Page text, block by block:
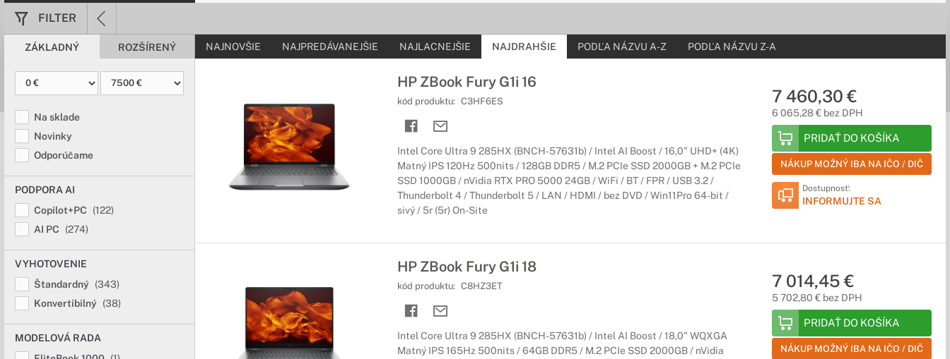
Notebooky HP EliteBook
Najlepšie možnosti konfigurácie
Prémiový dizajn dokonale kompaktného a odolného notebooku HP EliteBook vám prinesie štýl a všetky dôležité funkcie, ktoré potrebujete. Úžasný
spoločník na cestách, ktorý je vybavený výkonnými riešeniami zabezpečenia a správy.
Notebooky HP Spectre
Sofistikovaný dizajn s výnimočným výkonom
Umelecké materiály a pútavé vyhotovenie vytvárajú dizajn, ktorému sa nepodobá nič iné. Vďaka úžasnému vyhotoveniu je tento luxusný notebook
Nadštandardný výkon a spolahlivosť
Využite najvýkonnejšie spracovanie od spoločnosti HP, grafickú kartu, jednoduchú škálovateľnosť a bleskurýchlu konektivitu na to, aby ste mohli podávať
čo najlepšie výkony.
Notebooky HP na bežné použitie
FILTER
ZÁKLADNÝ ROZŠÍRENÝ
Na sklade
Novinky
Odporúčame
PODPORA AI
Copilot+PC
(122)
AI PC
(274)
VYHOTOVENIE
Štandardný (343)
Konvertibilný (38)
MODELOVÁ RADA
NAJNOVŠIE NAJPREDÁVANEJŠIE NAJLACNEJŠIE NAJDRAHŠIE PODĽA NÁZVU A-Z PODĽA NÁZVU Z-A
HP ZBook Fury G1i 16
kód produktu: C3HF6ES
Intel Core Ultra 9 285HX (BNCH-57631b) / Intel AI Boost / 16,0" UHD+ (4K)
Matný IPS 120Hz 500nits / 128GB DDR5 / M.2 PCIe SSD 2000GB + M.2 PCIe
SSD 1000GB / nVidia RTX PRO 5000 24GB / WiFi / BT / FPR / USB 3.2 /
Thunderbolt 4 / Thunderbolt 5 / LAN / HDMI / bez DVD / Win11Pro 64-bit /
sivý / 5r (5r) On-Site
7 460,30 €
6 065,28 € bez DPH
PRIDAŤ DO KOŠÍKA
NÁKUP MOŽNÝ IBA NA IČO / DIČ
Dostupnosť:
INFORMUJTE SA
HP ZBook Fury G1i 18
kód produktu: C8HZ3ET
Intel Core Ultra 9 285HX (BNCH-57631b) / Intel AI Boost / 18,0" WQXGA
Matný IPS 165Hz 500nits / 64GB DDR5 / M.2 PCIe SSD 2000GB / nVidia
7 014,45 €
5 702,80 € bez DPH
PRIDAŤ DO KOŠÍKA
NÁKUP MOŽNÝ IBA NA IČO / DIČ